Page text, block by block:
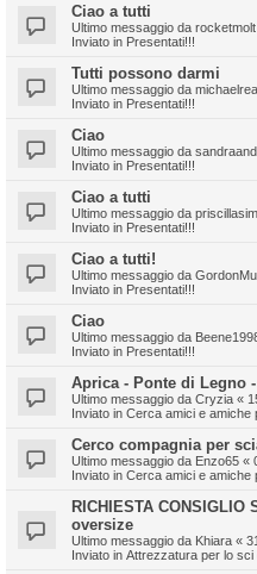
Ciao a tutti
Ultimo messaggio da rocketmolt
Inviato in Presentati!!!
Tutti possono darmi
Ultimo messaggio da
Inviato in Presentati!!!
Ciao
Ultimo messaggio da
Inviato in Presentati!!!
Ciao a tutti
Ultimo messaggio da
Inviato in Presentati!!!
Ciao a tutti!
Ultimo messaggio da
Inviato in Presentati!!!
Ciao
Ultimo messaggio da
Inviato in Presentati!!!
Aprica - Ponte di Legno
Ultimo messaggio da Cryzia «
Inviato in Cerca amici e amiche
Cerco compagnia per
Ultimo messaggio da Enzo65 «
Inviato in Cerca amici e amiche
RICHIESTA
oversize
Ultimo messaggio da Khiara «
Inviato in Attrezzatura per lo sci